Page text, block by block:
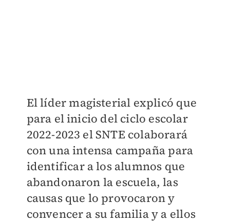
El líder magisterial explicó que
para el inicio del ciclo escolar
2022-2023 el SNTE colaborará
con una intensa campaña para
identificar a los alumnos que
abandonaron la escuela, las
causas que lo provocaron y
convencer a su familia y a ellos